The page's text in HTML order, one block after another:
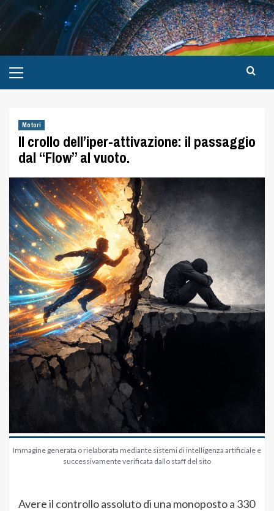
Motori
Il crollo dell’iper-attivazione: il passaggio
dal “Flow” al vuoto.
Immagine generata o rielaborata mediante sistemi di intelligenza artificiale e
successivamente verificata dallo staff del sito
Avere il controllo assoluto di una monoposto a 330